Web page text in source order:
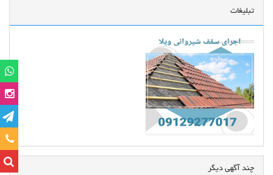
تبلیغات
چند آگهی دیگر